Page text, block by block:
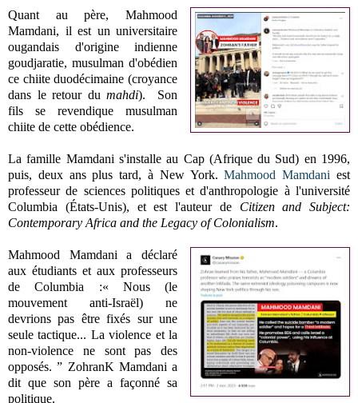
Quant au père, Mahmood
Mamdani, il est un universitaire
ougandais d'origine indienne
goudjaratie,musulman d'obédien
ce chiite duodécimaine (croyance
dans le retour dumahdi). Son
fils se revendique musulman
chiite de cette obédience.
La famille Mamdani s'installe au Cap (Afrique du Sud) en 1996,
puis, deux ans plus tard, à New York.Mahmood Mamdani est
professeur de sciences politiques et d'anthropologie à l'université
Columbia (États-Unis), et est l'auteur de Citizen and Subject:
Contemporary Africa and the Legacy of Colonialism.
Mahmood Mamdani a déclaré
aux étudiants et aux professeurs
de Columbia :« Nous (le
mouvement anti-Israël) ne
devrions pas être fixés sur une
seule tactique... La violence et la
non-violence ne sont pas des
opposés. ” ZohranK Mamdani a
dit que son père a façonné sa
politique.